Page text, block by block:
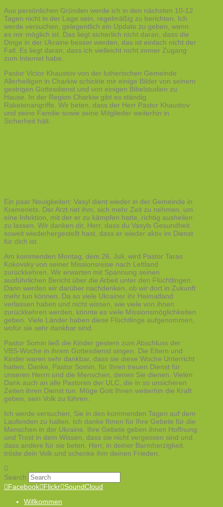
Aus persönlichen Gründen werde ich in den nächsten 10-12
Tagen nicht in der Lage sein, regelmäßig zu berichten. Ich
werde versuchen, gelegentlich ein Update zu geben, wenn
es mir möglich ist. Das liegt sicherlich nicht daran, dass die
Dinge in der Ukraine besser werden, das ist einfach nicht der
Fall. Es liegt daran, dass ich vielleicht nicht immer Zugang
zum Internet habe.
Pastor Victor Khaustov von der lutherischen Gemeinde
Allerheiligen in Charkiw schickte mir einige Bilder von seinem
gestrigen Gottesdienst und von einigen Bibelstudien zu
Hause. In der Region Charkiw gibt es ständig
Raketenangriffe. Wir beten, dass der Herr Pastor Khaustov
und seine Familie sowie seine Mitglieder weiterhin in
Sicherheit hält.
Ein paar Neuigkeiten: Vasyl dient wieder in der Gemeinde in
Kremenets. Der Arzt riet ihm, sich mehr Zeit zu nehmen, um
eine Infektion, mit der er zu kämpfen hatte, richtig ausheilen
zu lassen. Wir danken dir, Herr, dass du Vasyls Gesundheit
soweit wiederhergestellt hast, dass er wieder aktiv im Dienst
für dich ist.
Am kommenden Montag, dem 26. Juli, wird Pastor Taras
Kokovsky von seiner Missionsreise nach Lettland
zurückkehren. Wir erwarten mit Spannung seinen
ausführlichen Bericht über die Arbeit unter den Flüchtlingen.
Dann werden wir darüber nachdenken, ob wir dort in Zukunft
mehr tun können. Da so viele Ukrainer ihr Heimatland
verlassen haben und nicht wissen, wie viele von ihnen
zurückkehren werden, könnte es viele Missionsmöglichkeiten
geben. Viele Länder haben diese Flüchtlinge aufgenommen,
wofür sie sehr dankbar sind.
Pastor Somin ließ die Kinder gestern zum Abschluss der
VBS-Woche in ihrem Gottesdienst singen. Die Eltern und
Kinder waren sehr dankbar, dass sie diese Woche Unterricht
hatten. Danke, Pastor Somin, für Ihren treuen Dienst für
unseren Herrn und die Menschen, denen Sie dienen. Vielen
Dank auch an alle Pastoren der ULC, die in so unsicheren
Zeiten ihren Dienst tun. Möge Gott Ihnen weiterhin die Kraft
geben, sein Volk zu führen.
Ich werde versuchen, Sie in den kommenden Tagen auf dem
Laufenden zu halten. Ich danke Ihnen für Ihre Gebete für die
Menschen in der Ukraine. Ihre Gebete geben ihnen Hoffnung
und Trost in dem Wissen, dass sie nicht vergessen sind und
dass andere für sie beten. Herr, in deiner Barmherzigkeit,
tröste dein Volk und schenke ihm deinen Frieden.
Search
Facebook Flickr SoundCloud
Willkommen